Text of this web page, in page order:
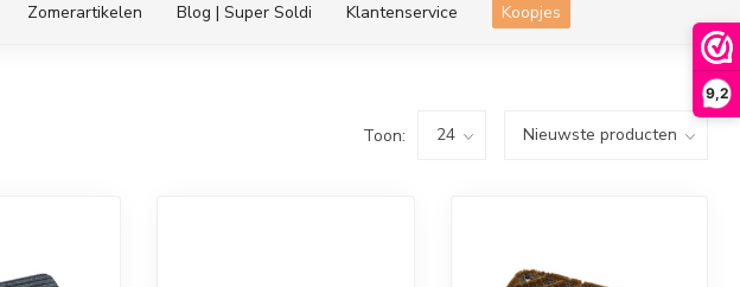
9,2
Zomerartikelen Blog | Super Soldi Klantenservice Koopjes
Toon: